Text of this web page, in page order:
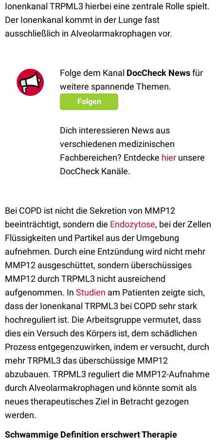
Ionenkanal TRPML3 hierbei eine zentrale Rolle spielt.
Der Ionenkanal kommt in der Lunge fast
ausschließlich in Alveolarmakrophagen vor.
Folge dem Kanal DocCheck Newsfür
weitere spannende Themen.
Folgen
Dich interessieren News aus
verschiedenen medizinischen
Fachbereichen? Entdecke hier unsere
DocCheck Kanäle.
Bei COPD ist nicht die Sekretion von MMP12
beeinträchtigt, sondern die Endozytose, bei der Zellen
Flüssigkeiten und Partikel aus der Umgebung
aufnehmen. Durch eine Entzündung wird nicht mehr
MMP12 ausgeschüttet, sondern überschüssiges
MMP12 durch TRPML3 nicht ausreichend
aufgenommen. In Studien am Patienten zeigte sich,
dass der Ionenkanal TRPML3 bei COPD sehr stark
hochreguliert ist. Die Arbeitsgruppe vermutet, dass
dies ein Versuch des Körpers ist, dem schädlichen
Prozess entgegenzuwirken, indem er versucht, durch
mehr TRPML3 das überschüssige MMP12
abzubauen. TRPML3 reguliert die MMP12-Aufnahme
durch Alveolarmakrophagen und könnte somit als
neues therapeutisches Ziel in Betracht gezogen
werden.
Schwammige Definition erschwert Therapie